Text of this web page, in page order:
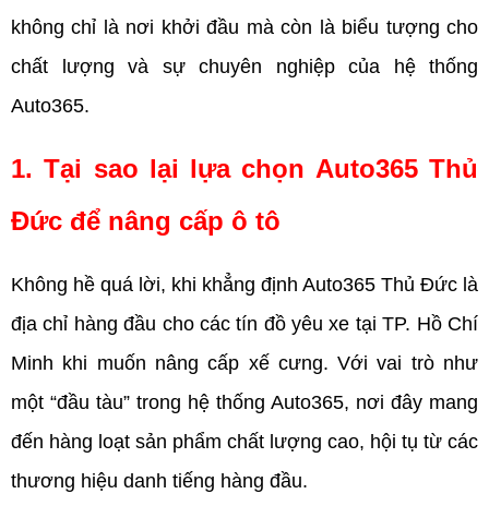
không chỉ là nơi khởi đầu mà còn là biểu tượng cho
chất lượng và sự chuyên nghiệp của hệ thống
Auto365.
1. Tại sao lại lựa chọn Auto365 Thủ
Đức để nâng cấp ô tô
Không hề quá lời, khi khẳng định Auto365 Thủ Đức là
địa chỉ hàng đầu cho các tín đồ yêu xe tại TP. Hồ Chí
Minh khi muốn nâng cấp xế cưng. Với vai trò như
một “đầu tàu” trong hệ thống Auto365, nơi đây mang
đến hàng loạt sản phẩm chất lượng cao, hội tụ từ các
thương hiệu danh tiếng hàng đầu.